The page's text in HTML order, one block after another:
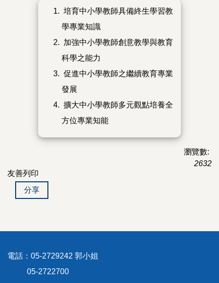
培育中小學教師具備終生學習教
學專業知識
加強中小學教師創意教學與教育
科學之能力
促進中小學教師之繼續教育專業
發展
擴大中小學教師多元觀點培養全
方位專業知能
瀏覽數:
2632
友善列印
分享
電話：05-2729242 郭小姐
05-2722700